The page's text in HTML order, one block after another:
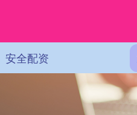
安全配资